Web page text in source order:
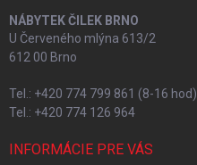
NÁBYTEK ČILEK BRNO
U Červeného mlýna 613/2
612 00 Brno
Tel.: +420 774 799 861 (8-16 hod)
Tel.: +420 774 126 964
INFORMÁCIE PRE VÁS